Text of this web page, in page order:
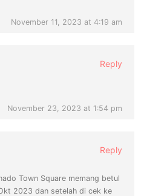
November 11, 2023 at 4:19 am
Reply
November 23, 2023 at 1:54 pm
Reply
Town Square memang betul
2023 dan setelah di cek ke